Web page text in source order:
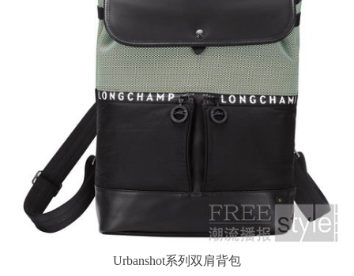
Urbanshot系列双肩背包